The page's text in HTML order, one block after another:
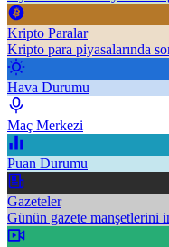
Kripto Paralar
Kripto para piyasalarında
Hava Durumu
Maç Merkezi
Puan Durumu
Gazeteler
Günün gazete manşetlerini